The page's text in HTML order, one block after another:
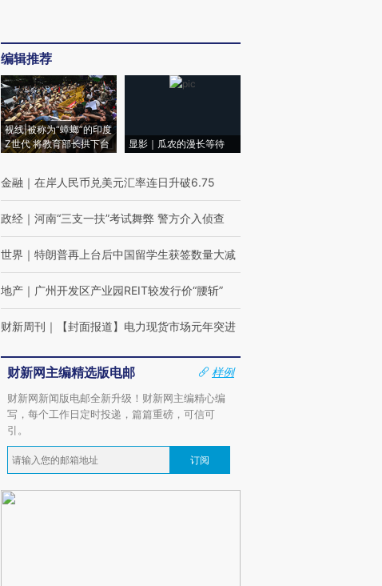
编辑推荐
视线|被称为“蟑螂”的印度
Z世代 将教育部长拱下台
显影｜瓜农的漫长等待
金融 ｜ 在岸人民币兑美元汇率连日升破6.75
政经 ｜ 河南“三支一扶”考试舞弊 警方介入侦查
世界 ｜ 特朗普再上台后中国留学生获签数量大减
地产 ｜ 广州开发区产业园REIT较发行价“腰斩”
财新周刊 ｜ 【封面报道】电力现货市场元年突进
财新网主编精选版电邮
样例
财新网新闻版电邮全新升级！财新网主编精心编
写，每个工作日定时投递，篇篇重磅，可信可
引。
订阅